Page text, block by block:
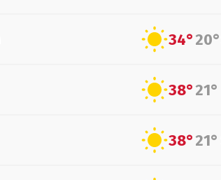
34°20°
38°21°
38°21°